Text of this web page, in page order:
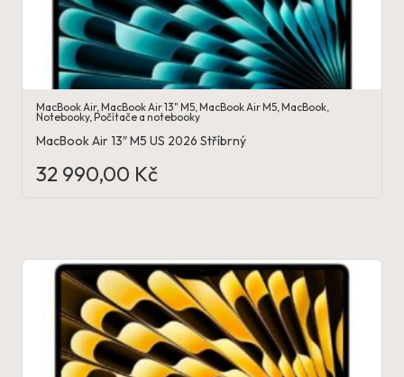
MacBook Air,MacBook Air 13" M5,MacBook Air M5,MacBook,
Notebooky,Počítače a notebooky
MacBook Air 13″ M5 US 2026 Stříbrný
32 990,00 Kč